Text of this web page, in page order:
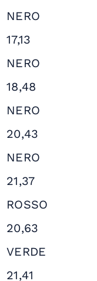
NERO
17,13
NERO
18,48
NERO
20,43
NERO
21,37
ROSSO
20,63
VERDE
21,41